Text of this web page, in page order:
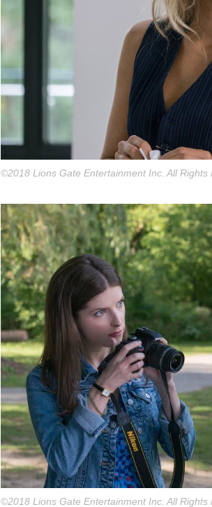
©2018 Lions Gate Entertainment Inc. All Rights
©2018 Lions Gate Entertainment Inc. All Rights